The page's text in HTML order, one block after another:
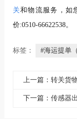
关和物流服务，如
价:0510-66622538。
标签： #海运提单
下一篇：传感器